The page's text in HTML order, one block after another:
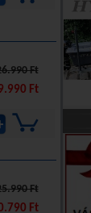
Ft
Ft
Ft
Ft